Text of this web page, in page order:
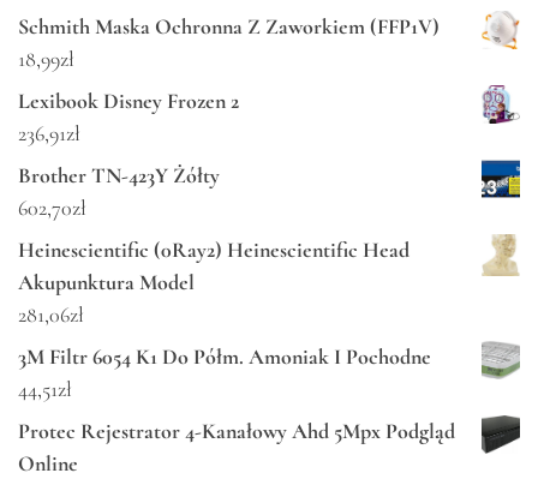
Schmith Maska Ochronna Z Zaworkiem (FFP1V)
18,99zł
Lexibook Disney Frozen 2
236,91zł
Brother TN-423Y Żółty
602,70zł
Heinescientific (0Ray2) Heinescientific Head
Akupunktura Model
281,06zł
3M Filtr 6054 K1 Do Półm. Amoniak I Pochodne
44,51zł
Protec Rejestrator 4-Kanałowy Ahd 5Mpx Podgląd
Online